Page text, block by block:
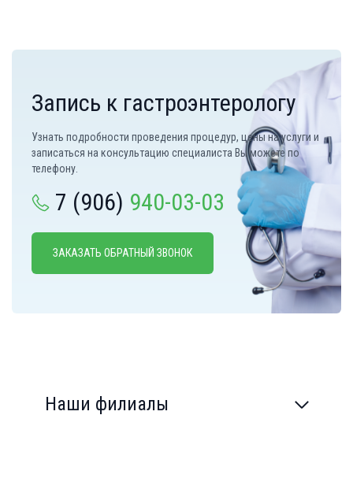
Запись к гастроэнтерологу
Узнать подробности проведения процедур, цены на услуги и
записаться на консультацию специалиста Вы можете по
телефону.
7 (906) 940-03-03
ЗАКАЗАТЬ ОБРАТНЫЙ ЗВОНОК
Наши филиалы